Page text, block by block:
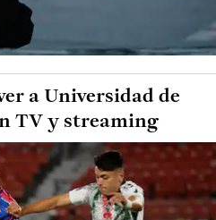
a Universidad de
TV y streaming